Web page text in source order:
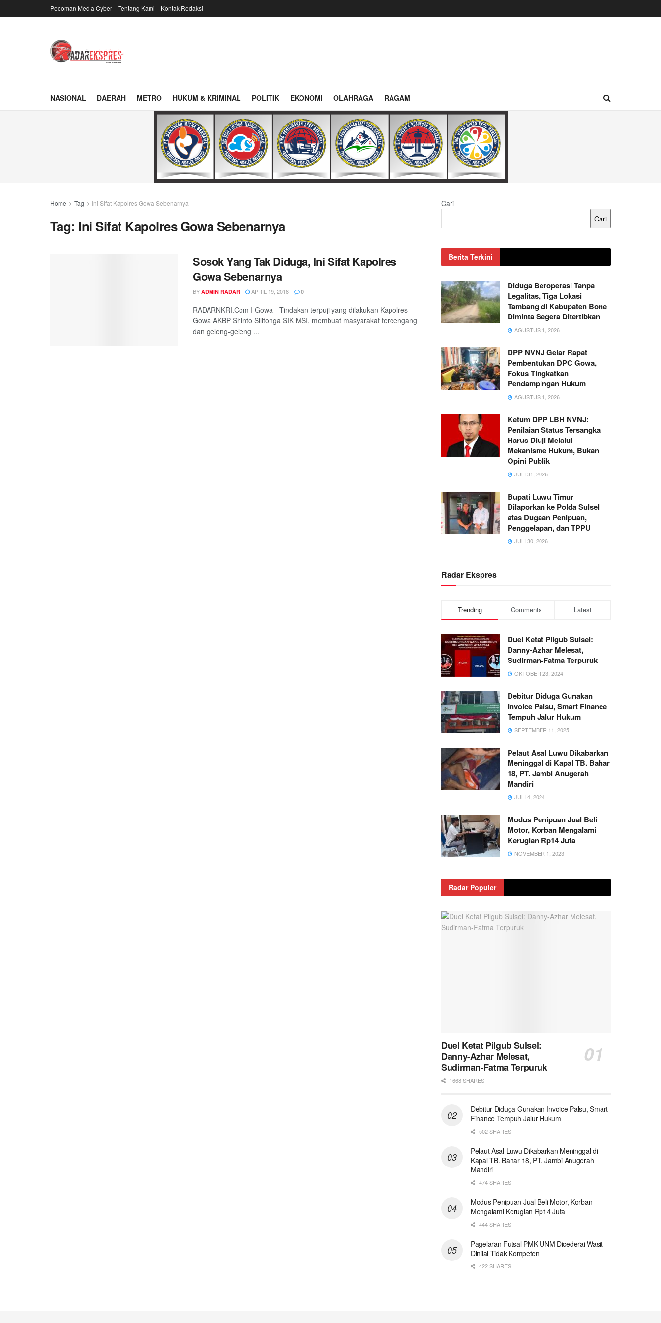
Pedoman Media Cyber Tentang Kami Kontak Redaksi
NASIONAL DAERAH METRO HUKUM & KRIMINAL POLITIK EKONOMI OLAHRAGA RAGAM
Home Tag Ini Sifat Kapolres Gowa Sebenarnya
Tag: Ini Sifat Kapolres Gowa Sebenarnya
Sosok Yang Tak Diduga, Ini Sifat Kapolres
Gowa Sebenarnya
BY ADMIN RADAR APRIL 19, 2018 0
RADARNKRI.Com I Gowa - Tindakan terpuji yang dilakukan Kapolres
Gowa AKBP Shinto Silitonga SIK MSI, membuat masyarakat tercengang
dan geleng-geleng ...
Cari
Cari
Berita Terkini
Diduga Beroperasi Tanpa
Legalitas, Tiga Lokasi
Tambang di Kabupaten Bone
Diminta Segera Ditertibkan
AGUSTUS 1, 2026
DPP NVNJ Gelar Rapat
Pembentukan DPC Gowa,
Fokus Tingkatkan
Pendampingan Hukum
AGUSTUS 1, 2026
Ketum DPP LBH NVNJ:
Penilaian Status Tersangka
Harus Diuji Melalui
Mekanisme Hukum, Bukan
Opini Publik
JULI 31, 2026
Bupati Luwu Timur
Dilaporkan ke Polda Sulsel
atas Dugaan Penipuan,
Penggelapan, dan TPPU
JULI 30, 2026
Radar Ekspres
Trending Comments Latest
Duel Ketat Pilgub Sulsel:
Danny-Azhar Melesat,
Sudirman-Fatma Terpuruk
OKTOBER 23, 2024
Debitur Diduga Gunakan
Invoice Palsu, Smart Finance
Tempuh Jalur Hukum
SEPTEMBER 11, 2025
Pelaut Asal Luwu Dikabarkan
Meninggal di Kapal TB. Bahar
18, PT. Jambi Anugerah
Mandiri
JULI 4, 2024
Modus Penipuan Jual Beli
Motor, Korban Mengalami
Kerugian Rp14 Juta
NOVEMBER 1, 2023
Radar Populer
Duel Ketat Pilgub Sulsel:
Danny-Azhar Melesat,
Sudirman-Fatma Terpuruk
1668 SHARES
Debitur Diduga Gunakan Invoice Palsu, Smart
Finance Tempuh Jalur Hukum
502 SHARES
Pelaut Asal Luwu Dikabarkan Meninggal di
Kapal TB. Bahar 18, PT. Jambi Anugerah
Mandiri
474 SHARES
Modus Penipuan Jual Beli Motor, Korban
Mengalami Kerugian Rp14 Juta
444 SHARES
Pagelaran Futsal PMK UNM Dicederai Wasit
Dinilai Tidak Kompeten
422 SHARES